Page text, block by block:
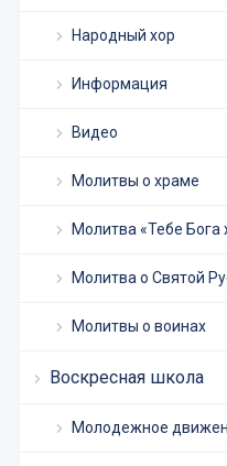
Народный хор
Информация
Видео
Молитвы о храме
Молитва «Тебе Бога
Молитва о Святой
Молитвы о воинах
Воскресная школа
Молодежное